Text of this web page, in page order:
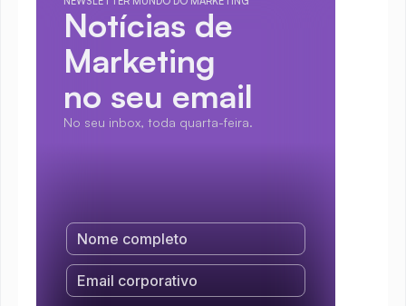
Notícias de
Marketing
no seu email
No seu inbox, toda quarta-feira.